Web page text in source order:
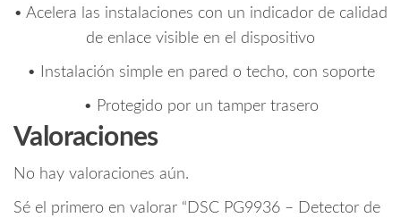
• Acelera las instalaciones con un indicador de calidad
de enlace visible en el dispositivo
• Instalación simple en pared o techo, con soporte
• Protegido por un tamper trasero
Valoraciones
No hay valoraciones aún.
Sé el primero en valorar “DSC PG9936 – Detector de